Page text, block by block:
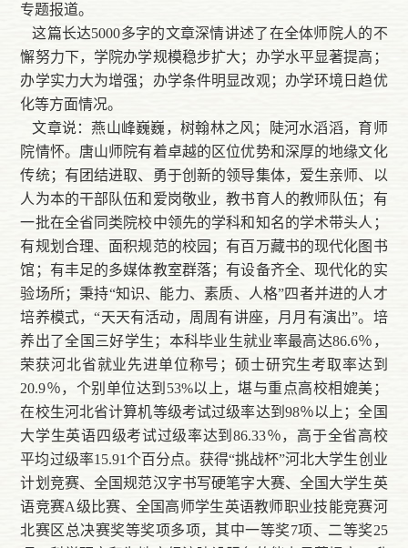
专题报道。
这篇长达5000多字的文章深情讲述了在全体师院人的不
懈努力下，学院办学规模稳步扩大；办学水平显著提高；
办学实力大为增强；办学条件明显改观；办学环境日趋优
化等方面情况。
文章说：燕山峰巍巍，树翰林之风；陡河水滔滔，育师
院情怀。唐山师院有着卓越的区位优势和深厚的地缘文化
传统；有团结进取、勇于创新的领导集体，爱生亲师、以
人为本的干部队伍和爱岗敬业，教书育人的教师队伍；有
一批在全省同类院校中领先的学科和知名的学术带头人；
有规划合理、面积规范的校园；有百万藏书的现代化图书
馆；有丰足的多媒体教室群落；有设备齐全、现代化的实
验场所；秉持“知识、能力、素质、人格”四者并进的人才
培养模式，“天天有活动，周周有讲座，月月有演出”。培
养出了全国三好学生；本科毕业生就业率最高达86.6％，
荣获河北省就业先进单位称号；硕士研究生考取率达到
20.9％，个别单位达到53%以上，堪与重点高校相媲美；
在校生河北省计算机等级考试过级率达到98％以上；全国
大学生英语四级考试过级率达到86.33％，高于全省高校
平均过级率15.91个百分点。获得“挑战杯”河北大学生创业
计划竞赛、全国规范汉字书写硬笔字大赛、全国大学生英
语竞赛A级比赛、全国高师学生英语教师职业技能竞赛河
北赛区总决赛奖等奖项多项，其中一等奖7项、二等奖25